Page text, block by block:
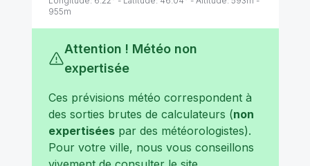
955m
Attention ! Météo non
expertisée
Ces prévisions météo correspondent à
des sorties brutes de calculateurs (non
expertiséespar des météorologistes).
Pour votre ville, nous vous conseillons